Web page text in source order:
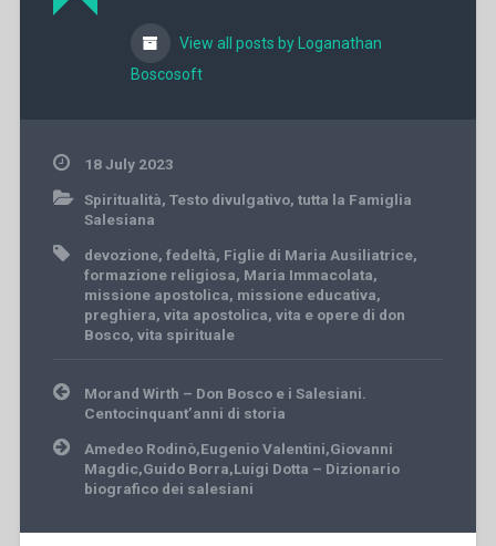
View all posts by Loganathan
Boscosoft
18 July 2023
Spiritualità, Testo divulgativo, tutta la Famiglia
Salesiana
devozione, fedeltà, Figlie di Maria Ausiliatrice,
formazione religiosa, Maria Immacolata,
missione apostolica, missione educativa,
preghiera, vita apostolica, vita e opere di don
Bosco, vita spirituale
Post
navigation
Morand Wirth – Don Bosco e i Salesiani.
Centocinquant’anni di storia
Amedeo Rodinò,Eugenio Valentini,Giovanni
Magdic,Guido Borra,Luigi Dotta – Dizionario
biografico dei salesiani